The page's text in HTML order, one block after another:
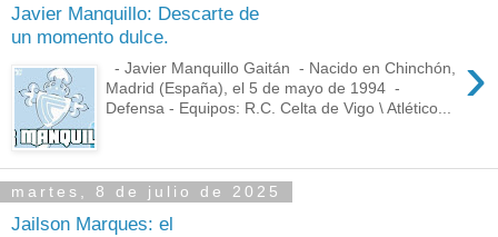
Javier Manquillo: Descarte de
un momento dulce.
›
- Javier Manquillo Gaitán - Nacido en Chinchón,
Madrid (España), el 5 de mayo de 1994 -
Defensa - Equipos: R.C. Celta de Vigo \ Atlético...
martes, 8 de julio de 2025
Jailson Marques: el